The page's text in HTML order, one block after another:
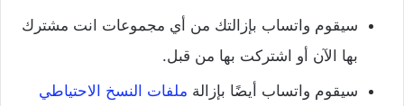
سيقوم واتساب بإزالتك من أي مجموعات انت مشترك
بها الآن أو اشتركت بها من قبل.
سيقوم واتساب أيضًا بإزالة ملفات النسخ الاحتياطي